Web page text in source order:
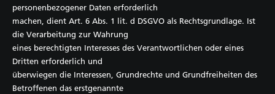
personenbezogener Daten erforderlich
machen, dient Art. 6 Abs. 1 lit. d DSGVO als Rechtsgrundlage. Ist
die Verarbeitung zur Wahrung
eines berechtigten Interesses des Verantwortlichen oder eines
Dritten erforderlich und
überwiegen die Interessen, Grundrechte und Grundfreiheiten des
Betroffenen das erstgenannte